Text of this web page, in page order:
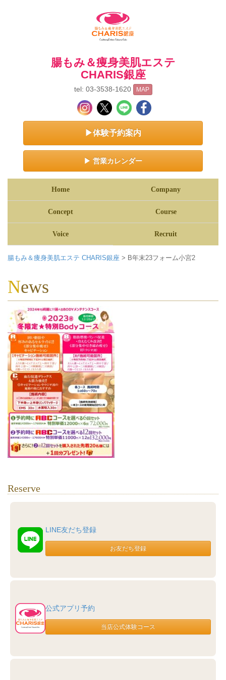
腸もみ＆痩身美肌エステ
CHARIS銀座
tel: 03-3538-1620 MAP
▶体験予約案内
▶ 営業カレンダー
Home Company
Concept Course
Voice Recruit
腸もみ＆痩身美肌エステ CHARIS銀座 > B年末23フォーム小宮2
News
Reserve
LINE友だち登録
公式アプリ予約